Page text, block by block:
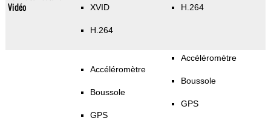
Vidéo
XVID
H.264
H.264
Accéléromètre
Boussole
GPS
Accéléromètre
Boussole
GPS